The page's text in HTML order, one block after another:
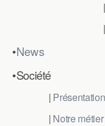
|
|
•News
•Société
| Présentation
| Notre métier